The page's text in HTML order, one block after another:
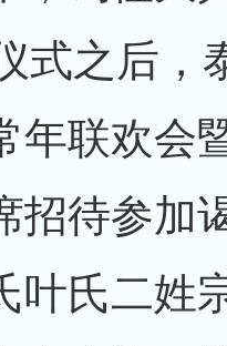
之后，
年联欢会
招待参加
叶氏二姓